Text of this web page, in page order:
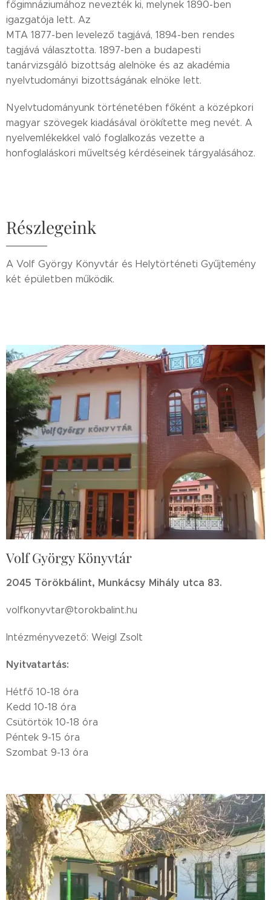
főgimnáziumához nevezték ki, melynek 1890-ben
igazgatója lett. Az
MTA 1877-ben levelező tagjává, 1894-ben rendes
tagjává választotta. 1897-ben a budapesti
tanárvizsgáló bizottság alelnöke és az akadémia
nyelvtudományi bizottságának elnöke lett.
Nyelvtudományunk történetében főként a középkori
magyar szövegek kiadásával örökítette meg nevét. A
nyelvemlékekkel való foglalkozás vezette a
honfoglaláskori műveltség kérdéseinek tárgyalásához.
Részlegeink
A Volf György Könyvtár és Helytörténeti Gyűjtemény
két épületben működik.
Volf György Könyvtár
2045 Törökbálint, Munkácsy Mihály utca 83.
volfkonyvtar@torokbalint.hu
Intézményvezető: Weigl Zsolt
Nyitvatartás:
Hétfő 10-18 óra
Kedd 10-18 óra
Csütörtök 10-18 óra
Péntek 9-15 óra
Szombat 9-13 óra